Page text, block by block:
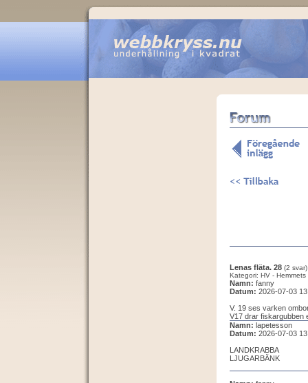
Lenas fläta. 28 (2 svar)
Kategori: HV - Hemmets
Namn: fanny
Datum: 2026-07-03
V. 19 ses varken
V17 drar fiskargubben
Namn: lapetesson
Datum: 2026-07-03
LANDKRABBA
LJUGARBÄNK